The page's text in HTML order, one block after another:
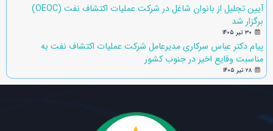
آیین تجلیل از بانوان شاغل در شرکت عملیات اکتشاف نفت (OEOC)
برگزار شد
۳۰ تیر ۱۴۰۵
پیام دکتر عباس سرکاری مدیرعامل شرکت عملیات اکتشاف نفت به
مناسبت وقایع اخیر در جنوب کشور
۲۸ تیر ۱۴۰۵